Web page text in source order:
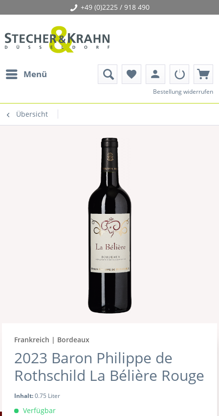
+49 (0)2225 / 918 490
Menü favorite person
Bestellung widerrufen
Übersicht
Frankreich | Bordeaux
2023 Baron Philippe de
Rothschild La Bélière Rouge
Inhalt:0.75 Liter
Verfügbar